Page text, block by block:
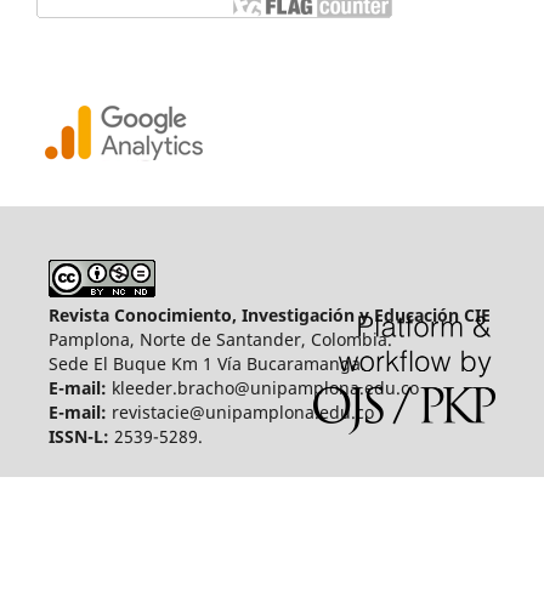
Revista Conocimiento, Investigación y Educación CIE
Pamplona, Norte de Santander, Colombia.
Sede El Buque Km 1 Vía Bucaramanga.
E-mail: kleeder.bracho@unipamplona.edu.co
E-mail: revistacie@unipamplona.edu.co
ISSN-L: 2539-5289.